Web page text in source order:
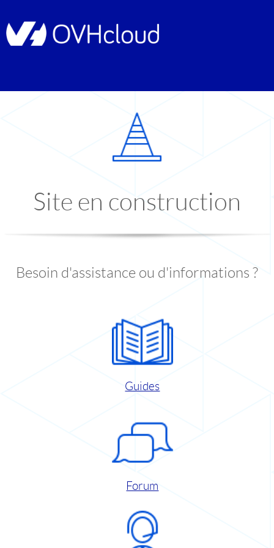
Site en construction
Besoin d'assistance ou d'informations ?
Guides
Forum